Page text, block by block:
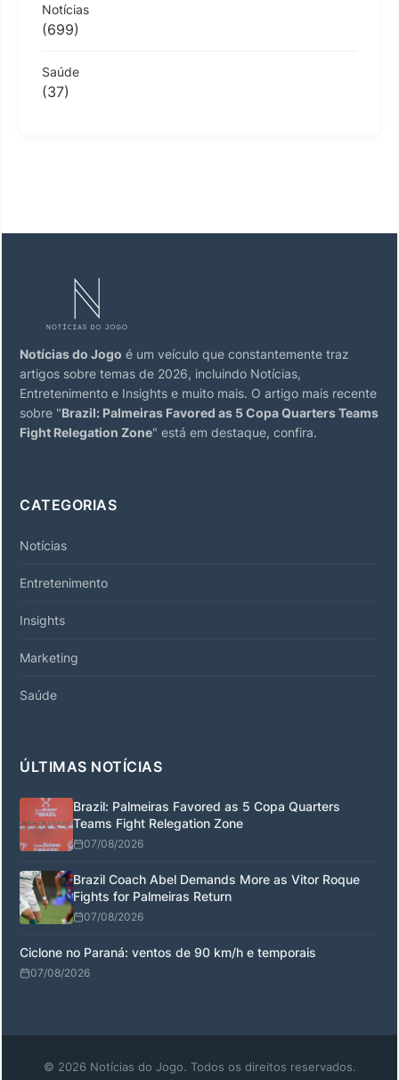
Notícias
(699)
Saúde
(37)
Notícias do Jogo é um veículo que constantemente traz
artigos sobre temas de 2026, incluindo Notícias,
Entretenimento e Insights e muito mais. O artigo mais recente
sobre "Brazil: Palmeiras Favored as 5 Copa Quarters Teams
Fight Relegation Zone" está em destaque, confira.
CATEGORIAS
Notícias
Entretenimento
Insights
Marketing
Saúde
ÚLTIMAS NOTÍCIAS
Brazil: Palmeiras Favored as 5 Copa Quarters
Teams Fight Relegation Zone
07/08/2026
Brazil Coach Abel Demands More as Vitor Roque
Fights for Palmeiras Return
07/08/2026
Ciclone no Paraná: ventos de 90 km/h e temporais
07/08/2026
© 2026 Notícias do Jogo. Todos os direitos reservados.